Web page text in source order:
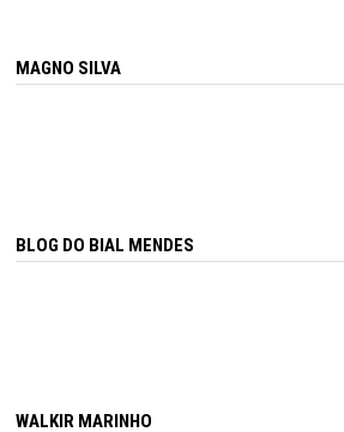
MAGNO SILVA
BLOG DO BIAL MENDES
WALKIR MARINHO